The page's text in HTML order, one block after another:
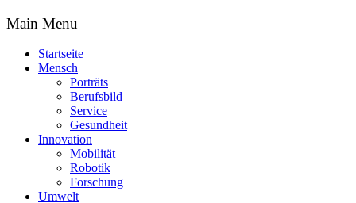
Main Menu
Startseite
Mensch
Porträts
Berufsbild
Service
Gesundheit
Innovation
Mobilität
Robotik
Forschung
Umwelt